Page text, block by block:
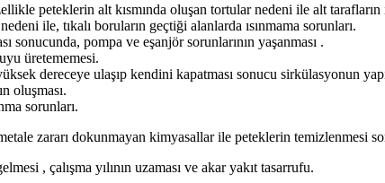
peteklerin alt kısmında oluşan tortular nedeni ile alt
ile, tıkalı boruların geçtiği alanlarda ısınmama sorunları.
pompa ve eşanjör sorunlarının yaşanması .
üretememesi.
dereceye ulaşıp kendini kapatması sonucu sirkülasyonun
oluşması.
sorunları.
zararı dokunmayan kimyasallar ile peteklerin temizlenmesi
, çalışma yılının uzaması ve akar yakıt tasarrufu.